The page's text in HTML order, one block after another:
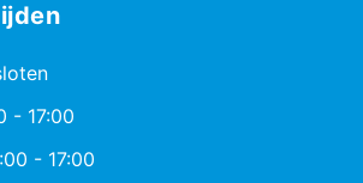
- 17:00
- 17:00